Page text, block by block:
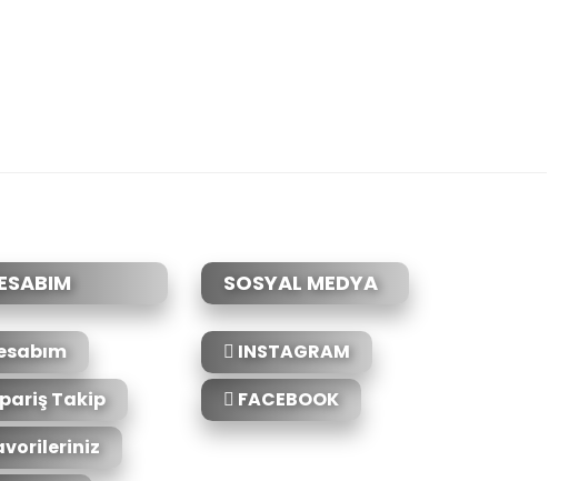
Takip
SOSYAL MEDYA
INSTAGRAM
FACEBOOK